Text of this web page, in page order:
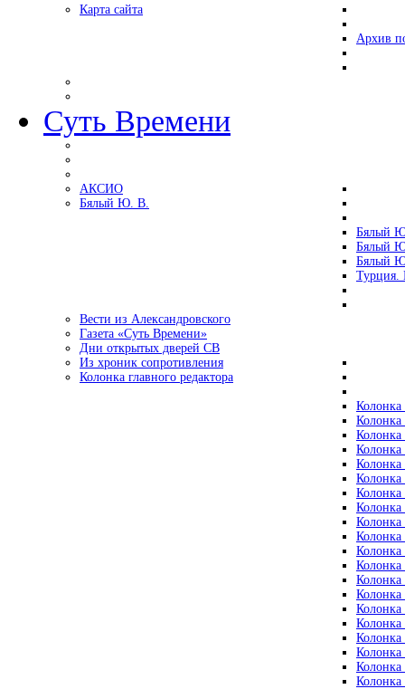
Карта сайта
Архив
Суть Времени
АКСИО
Бялый Ю. В.
Бялый
Бялый
Бялый
Турция.
Вести из Александровского
Газета «Суть Времени»
Дни открытых дверей СВ
Из хроник сопротивления
Колонка главного редактора
Колонка
Колонка
Колонка
Колонка
Колонка
Колонка
Колонка
Колонка
Колонка
Колонка
Колонка
Колонка
Колонка
Колонка
Колонка
Колонка
Колонка
Колонка
Колонка
Колонка